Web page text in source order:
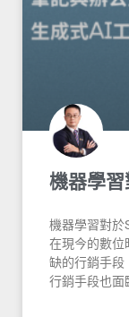
機器學習
機器學習對於
在現今的數位
缺的行銷手段
行銷手段也面